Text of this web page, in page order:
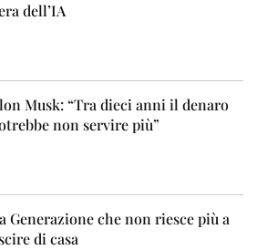
dell’IA
Musk: “Tra dieci anni il denaro
non servire più”
Generazione che non riesce più a
di casa